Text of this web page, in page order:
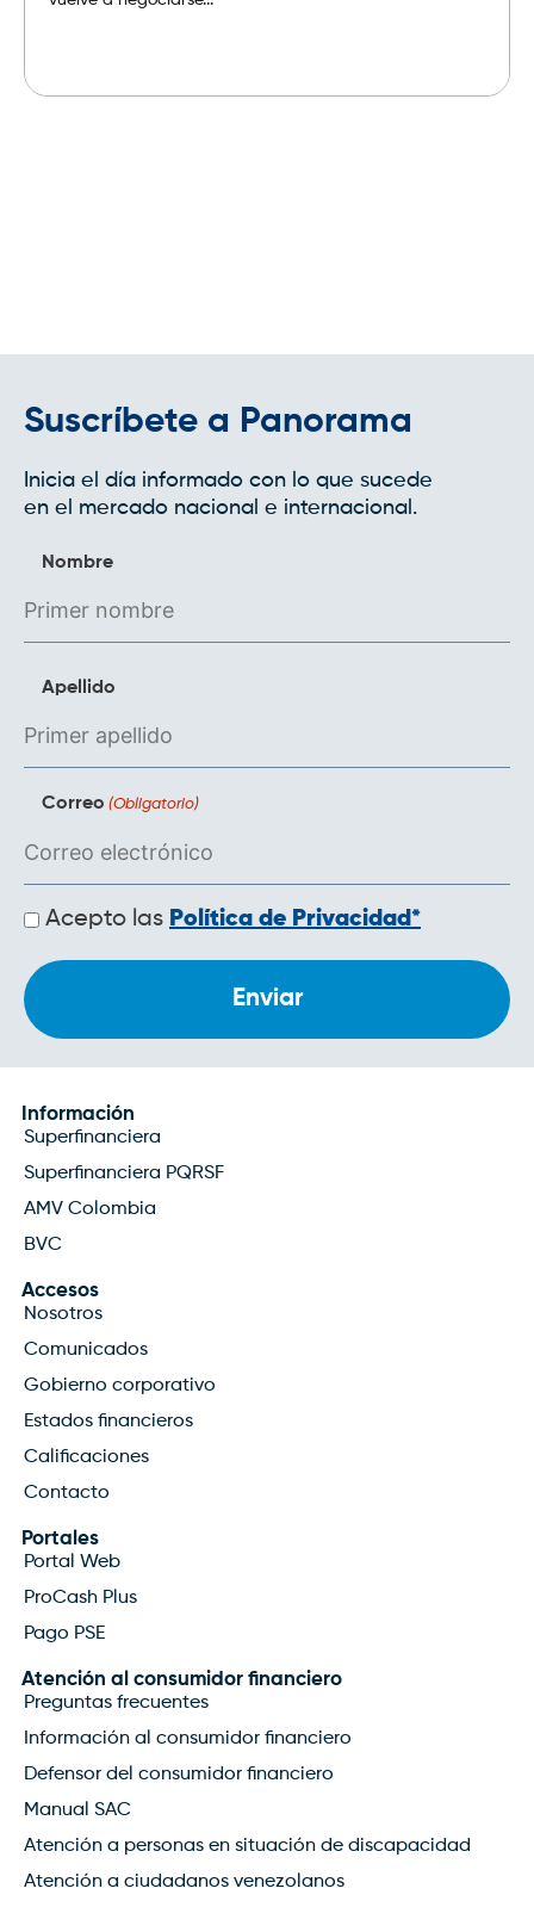
Suscríbete a Panorama
Inicia el día informado con lo que sucede
en el mercado nacional e internacional.
Nombre
Apellido
Correo (Obligatorio)
Políticas
de
Acepto las Política de Privacidad*
Información
Superfinanciera
Superfinanciera PQRSF
AMV Colombia
BVC
Accesos
Nosotros
Comunicados
Gobierno corporativo
Estados financieros
Calificaciones
Contacto
Portales
Portal Web
ProCash Plus
Pago PSE
Atención al consumidor financiero
Preguntas frecuentes
Información al consumidor financiero
Defensor del consumidor financiero
Manual SAC
Atención a personas en situación de discapacidad
Atención a ciudadanos venezolanos